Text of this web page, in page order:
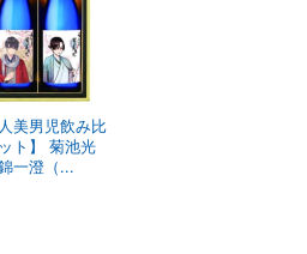
人美男児飲み比
ト】 菊池光
一澄（...